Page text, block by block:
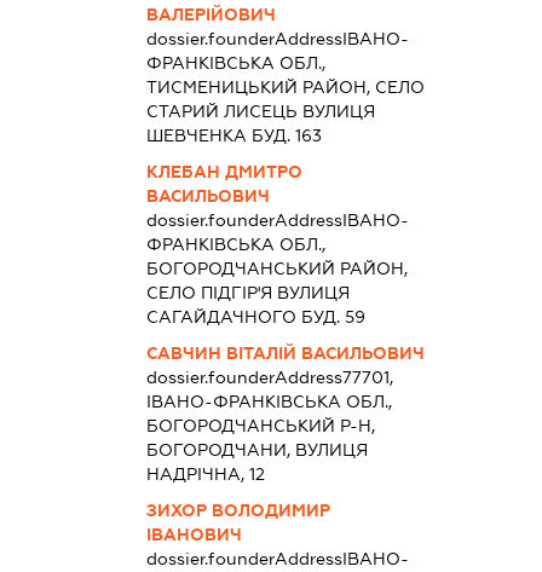
ВАЛЕРІЙОВИЧ
dossier.founderAddressІВАНО-
ФРАНКІВСЬКА ОБЛ.,
ТИСМЕНИЦЬКИЙ РАЙОН, СЕЛО
СТАРИЙ ЛИСЕЦЬ ВУЛИЦЯ
ШЕВЧЕНКА БУД. 163
КЛЕБАН ДМИТРО
ВАСИЛЬОВИЧ
dossier.founderAddressІВАНО-
ФРАНКІВСЬКА ОБЛ.,
БОГОРОДЧАНСЬКИЙ РАЙОН,
СЕЛО ПІДГІР'Я ВУЛИЦЯ
САГАЙДАЧНОГО БУД. 59
САВЧИН ВІТАЛІЙ ВАСИЛЬОВИЧ
dossier.founderAddress77701,
ІВАНО-ФРАНКІВСЬКА ОБЛ.,
БОГОРОДЧАНСЬКИЙ Р-Н,
БОГОРОДЧАНИ, ВУЛИЦЯ
НАДРІЧНА, 12
ЗИХОР ВОЛОДИМИР
ІВАНОВИЧ
dossier.founderAddressІВАНО-